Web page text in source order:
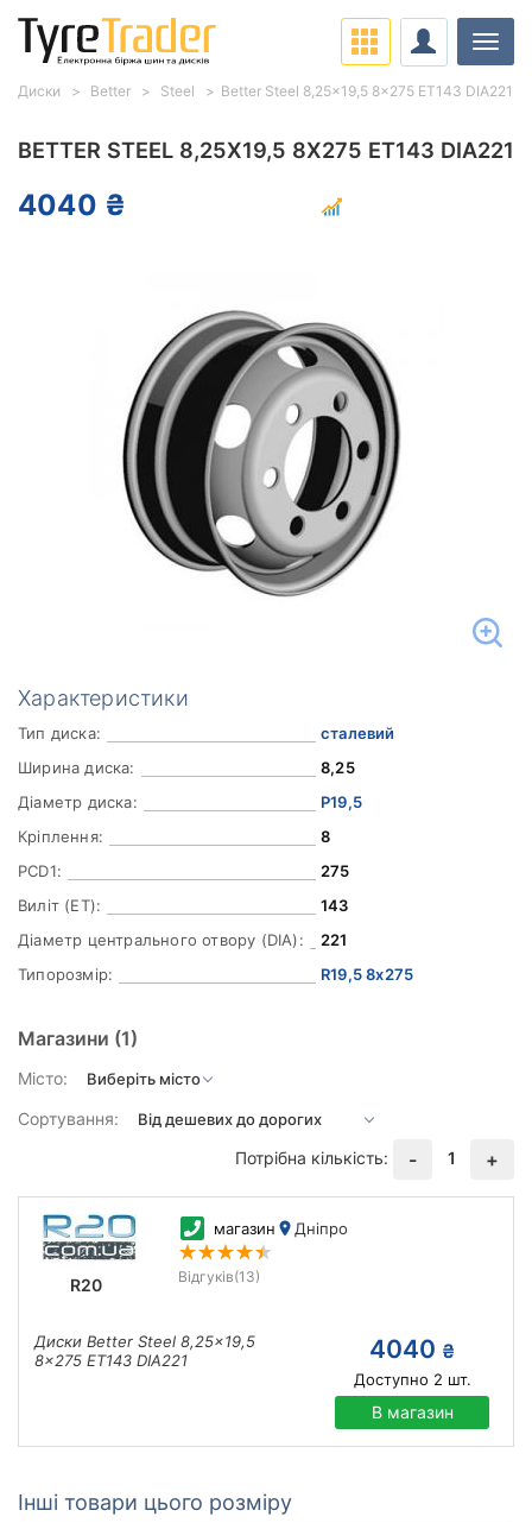
BETTER STEEL 8,25X19,5 8X275 ET143 DIA221
4040 ₴
Характеристики
Тип диска:
сталевий
Ширина диска:
8,25
Діаметр диска:
Р19,5
Кріплення:
8
PCD1:
275
Виліт (ET):
143
Діаметр центрального отвору (DIA):
221
Типорозмір:
R19,5 8x275
Магазини (1)
Місто:
Сортування:
Потрібна кількість:
- 1 +
R20
магазин Дніпро
Відгуків(13)
Диски Better Steel 8,25x19,5
8x275 ET143 DIA221
4040 ₴
Доступно 2 шт.
В магазин
Інші товари цього розміру
Диски Better Steel Better Steel 8,25x19,5 8x275 ET143 DIA221